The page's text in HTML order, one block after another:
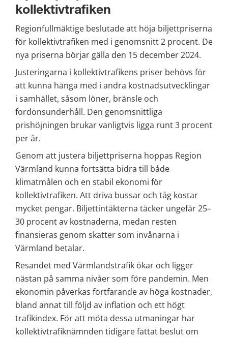
kollektivtrafiken
Regionfullmäktige beslutade att höja biljettpriserna
för kollektivtrafiken med i genomsnitt 2 procent. De
nya priserna börjar gälla den 15 december 2024.
Justeringarna i kollektivtrafikens priser behövs för
att kunna hänga med i andra kostnadsutvecklingar
i samhället, såsom löner, bränsle och
fordonsunderhåll. Den genomsnittliga
prishöjningen brukar vanligtvis ligga runt 3 procent
per år.
Genom att justera biljettpriserna hoppas Region
Värmland kunna fortsätta bidra till både
klimatmålen och en stabil ekonomi för
kollektivtrafiken. Att driva bussar och tåg kostar
mycket pengar. Biljettintäkterna täcker ungefär 25–
30 procent av kostnaderna, medan resten
finansieras genom skatter som invånarna i
Värmland betalar.
Resandet med Värmlandstrafik ökar och ligger
nästan på samma nivåer som före pandemin. Men
ekonomin påverkas fortfarande av höga kostnader,
bland annat till följd av inflation och ett högt
trafikindex. För att möta dessa utmaningar har
kollektivtrafiknämnden tidigare fattat beslut om